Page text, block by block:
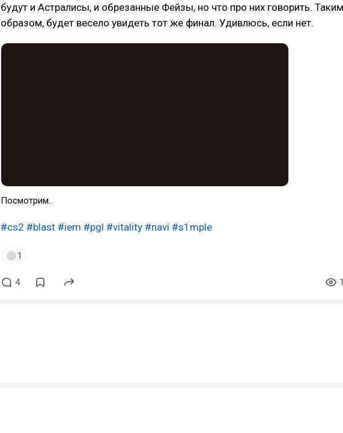
будут и Астралисы, и обрезанные Фейзы, но что про них говорить. Таким
образом, будет весело увидеть тот же финал. Удивлюсь, если нет.
Посмотрим..
#cs2 #blast #iem #pgl #vitality #navi #s1mple
1
4